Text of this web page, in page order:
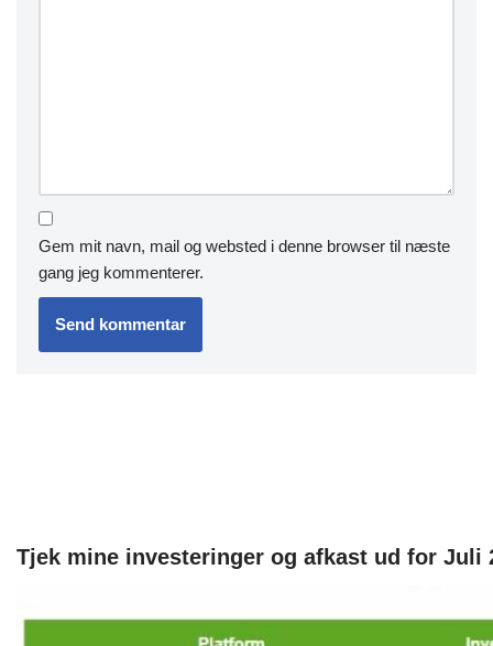
Gem mit navn, mail og websted i denne browser til næste
gang jeg kommenterer.
Tjek mine investeringer og afkast ud for Juli